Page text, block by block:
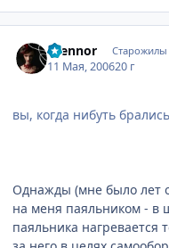
Niennor Старожилы
11 Мая, 200620 г
вы, когда нибуть
Однажды (мне было лет
на меня паяльником - в
паяльника нагревается